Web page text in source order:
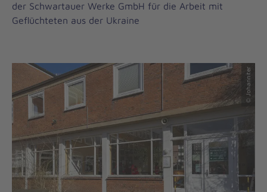
der Schwartauer Werke GmbH für die Arbeit mit
Geflüchteten aus der Ukraine
© Johanniter